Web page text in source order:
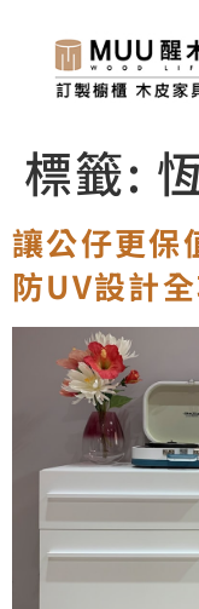
標籤:
讓公仔更保
防UV設計